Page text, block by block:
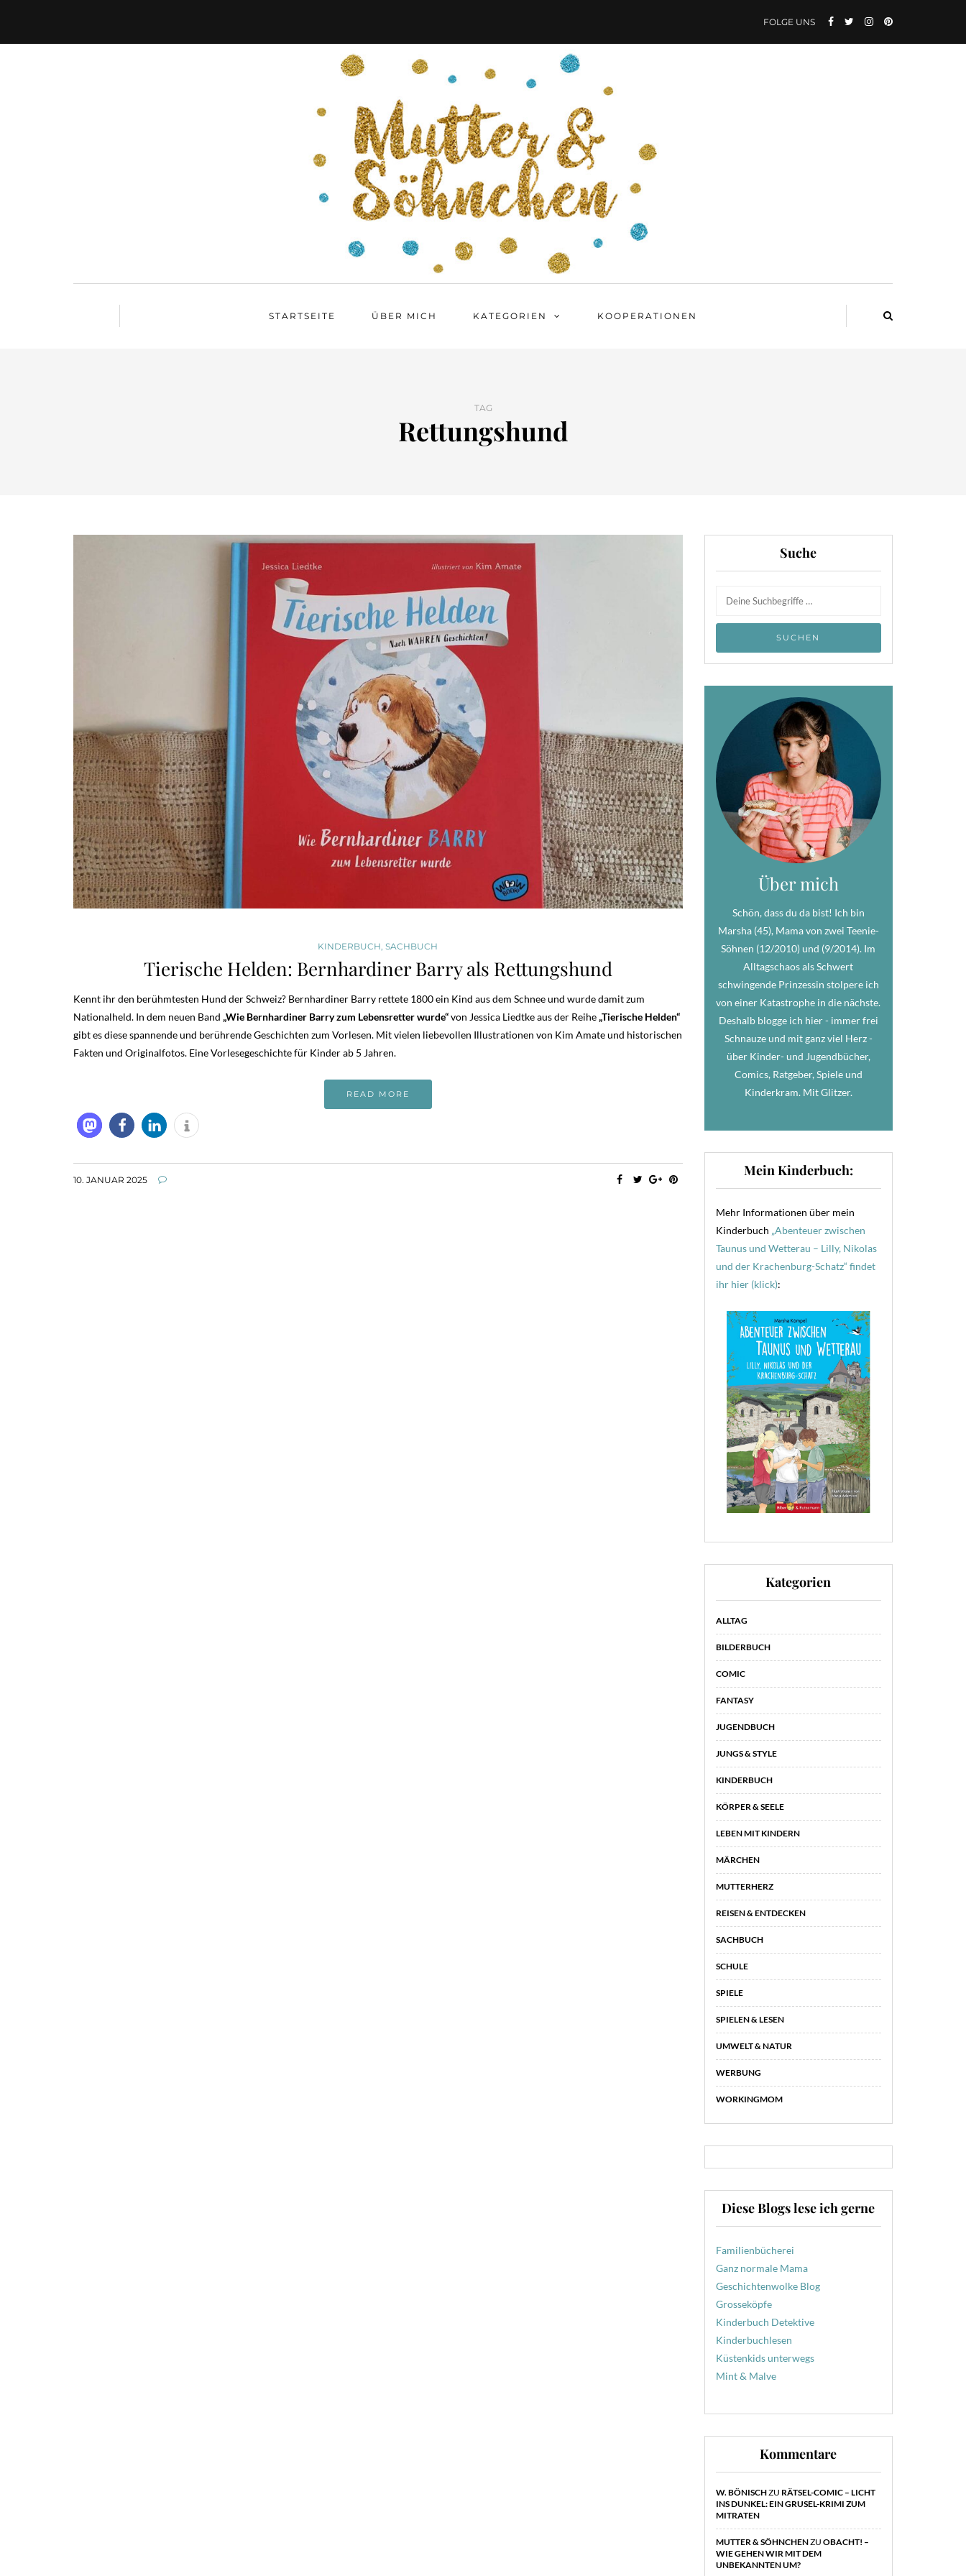
FOLGE UNS
STARTSEITE ÜBER MICH KATEGORIEN KOOPERATIONEN
TAG
Rettungshund
KINDERBUCH,SACHBUCH
Tierische Helden: Bernhardiner Barry als Rettungshund
Kennt ihr den berühmtesten Hund der Schweiz? Bernhardiner Barry rettete 1800 ein Kind aus dem Schnee und wurde damit zum
Nationalheld. In dem neuen Band „Wie Bernhardiner Barry zum Lebensretter wurde“von Jessica Liedtke aus der Reihe „Tierische Helden“
gibt es diese spannende und berührende Geschichten zum Vorlesen. Mit vielen liebevollen Illustrationen von Kim Amate und historischen
Fakten und Originalfotos. Eine Vorlesegeschichte für Kinder ab 5 Jahren.
READ MORE
10. JANUAR 2025
Suche
Über mich
Schön, dass du da bist! Ich bin
Marsha (45), Mama von zwei Teenie-
Söhnen (12/2010) und (9/2014). Im
Alltagschaos als Schwert
schwingende Prinzessin stolpere ich
von einer Katastrophe in die nächste.
Deshalb blogge ich hier - immer frei
Schnauze und mit ganz viel Herz -
über Kinder- und Jugendbücher,
Comics, Ratgeber, Spiele und
Kinderkram. Mit Glitzer.
Mein Kinderbuch:
Mehr Informationen über mein
Kinderbuch „Abenteuer zwischen
Taunus und Wetterau – Lilly, Nikolas
und der Krachenburg-Schatz“ findet
ihr hier (klick):
Kategorien
ALLTAG
BILDERBUCH
COMIC
FANTASY
JUGENDBUCH
JUNGS & STYLE
KINDERBUCH
KÖRPER & SEELE
LEBEN MIT KINDERN
MÄRCHEN
MUTTERHERZ
REISEN & ENTDECKEN
SACHBUCH
SCHULE
SPIELE
SPIELEN & LESEN
UMWELT & NATUR
WERBUNG
WORKINGMOM
Diese Blogs lese ich gerne
Familienbücherei
Ganz normale Mama
Geschichtenwolke Blog
Grosseköpfe
Kinderbuch Detektive
Kinderbuchlesen
Küstenkids unterwegs
Mint & Malve
Kommentare
W. BÖNISCHZU RÄTSEL-COMIC – LICHT
INS DUNKEL: EIN GRUSEL-KRIMI ZUM
MITRATEN
MUTTER & SÖHNCHENZU OBACHT! –
WIE GEHEN WIR MIT DEM
UNBEKANNTEN UM?